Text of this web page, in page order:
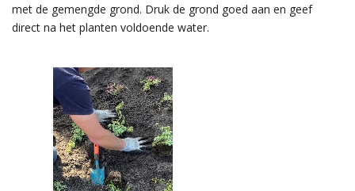
met de gemengde grond. Druk de grond goed aan en geef
direct na het planten voldoende water.